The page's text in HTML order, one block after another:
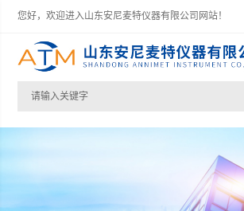
您好，欢迎进入山东安尼麦特仪器有限公司网站！